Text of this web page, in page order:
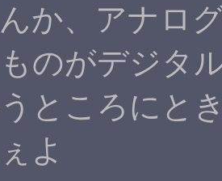
か、アナロ
のがデジタ
ところにと
よ